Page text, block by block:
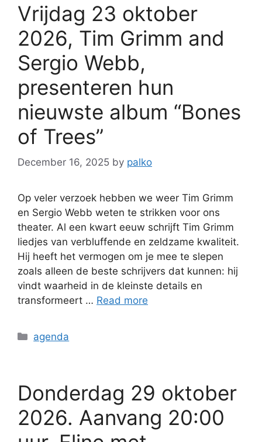
Vrijdag 23 oktober
2026, Tim Grimm and
Sergio Webb,
presenteren hun
nieuwste album “Bones
of Trees”
December 16, 2025 by palko
Op veler verzoek hebben we weer Tim Grimm
en Sergio Webb weten te strikken voor ons
theater. Al een kwart eeuw schrijft Tim Grimm
liedjes van verbluffende en zeldzame kwaliteit.
Hij heeft het vermogen om je mee te slepen
zoals alleen de beste schrijvers dat kunnen: hij
vindt waarheid in de kleinste details en
transformeert … Read more
agenda
Donderdag 29 oktober
2026. Aanvang 20:00